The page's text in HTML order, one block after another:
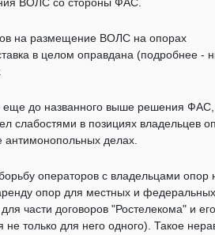
на размещение ВОЛС на опорах
в целом оправдана (подробнее -
еще до названного выше решения
слабостями в позициях владельцев
делах.
операторов с владельцами опор
опор для местных и федеральных
части договоров "Ростелекома" и его
только для него одного). Такое